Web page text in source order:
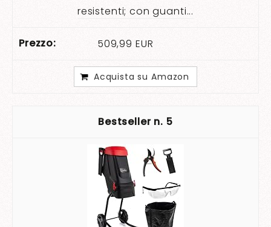
resistenti; con guanti...
509,99 EUR
Acquista su Amazon
5